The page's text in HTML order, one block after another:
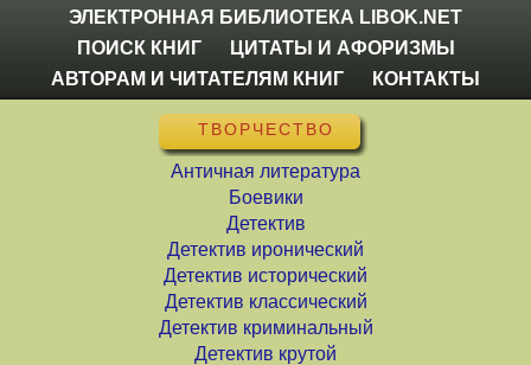
ЭЛЕКТРОННАЯ БИБЛИОТЕКА LIBOK.NET
ПОИСК КНИГ
ЦИТАТЫ И АФОРИЗМЫ
АВТОРАМ И ЧИТАТЕЛЯМ КНИГ
КОНТАКТЫ
ТВОРЧЕСТВО
Античная литература
Боевики
Детектив
Детектив иронический
Детектив исторический
Детектив классический
Детектив криминальный
Детектив крутой